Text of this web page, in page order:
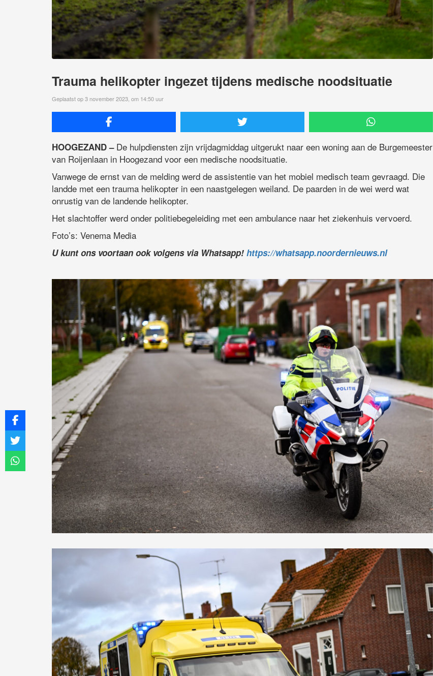
Trauma helikopter ingezet tijdens medische noodsituatie
Geplaatst op 3 november 2023, om 14:50 uur
HOOGEZAND –De hulpdiensten zijn vrijdagmiddag uitgerukt naar een woning aan de Burgemeester
van Roijenlaan in Hoogezand voor een medische noodsituatie.
Vanwege de ernst van de melding werd de assistentie van het mobiel medisch team gevraagd. Die
landde met een trauma helikopter in een naastgelegen weiland. De paarden in de wei werd wat
onrustig van de landende helikopter.
Het slachtoffer werd onder politiebegeleiding met een ambulance naar het ziekenhuis vervoerd.
Foto’s: Venema Media
U kunt ons voortaan ook volgens via Whatsapp! https://whatsapp.noordernieuws.nl